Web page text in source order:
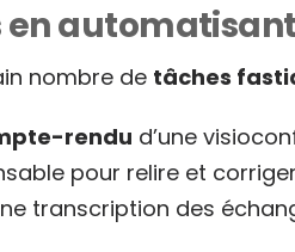
nombre de tâches
rendu d’une
pour relire et
transcription des